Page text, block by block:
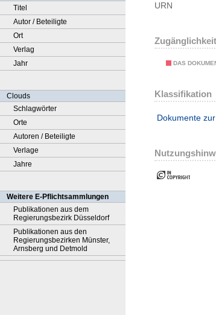
Titel
Autor / Beteiligte
Ort
Verlag
Jahr
Clouds
Schlagwörter
Orte
Autoren / Beteiligte
Verlage
Jahre
Weitere E-Pflichtsammlungen
Publikationen aus dem
Regierungsbezirk Düsseldorf
Publikationen aus den
Regierungsbezirken Münster,
Arnsberg und Detmold
URN
Zugänglichkeit
DAS
Klassifikation
Dokumente